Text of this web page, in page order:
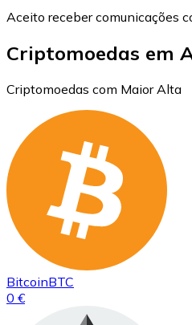
Aceito receber comunicações
Criptomoedas em
Criptomoedas com Maior Alta
BitcoinBTC
0 €